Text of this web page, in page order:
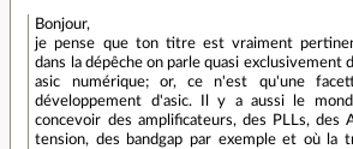
Bonjour,
je pense que ton titre est vraiment
dans la dépêche on parle quasi exclusivement
asic numérique; or, ce n'est qu'une
développement d'asic. Il y a aussi le
concevoir des amplificateurs, des PLLs, des
tension, des bandgap par exemple et où la